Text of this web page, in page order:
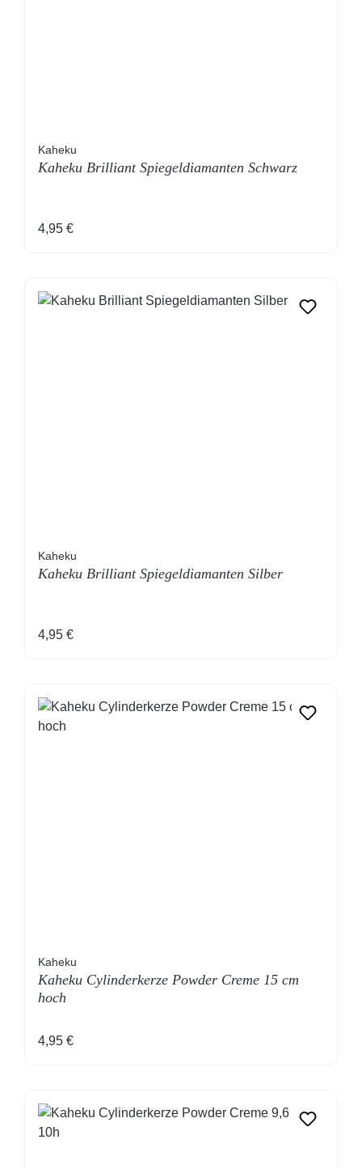
Kaheku
Kaheku Brilliant Spiegeldiamanten Schwarz
Regulärer Preis:
4,95 €
Kaheku
Kaheku Brilliant Spiegeldiamanten Silber
Regulärer Preis:
4,95 €
Kaheku
Kaheku Cylinderkerze Powder Creme 15 cm
hoch
Regulärer Preis:
4,95 €